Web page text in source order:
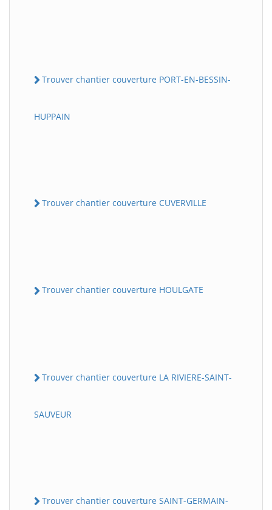
Trouver chantier couverture PORT-EN-BESSIN-
HUPPAIN
Trouver chantier couverture CUVERVILLE
Trouver chantier couverture HOULGATE
Trouver chantier couverture LA RIVIERE-SAINT-
SAUVEUR
Trouver chantier couverture SAINT-GERMAIN-